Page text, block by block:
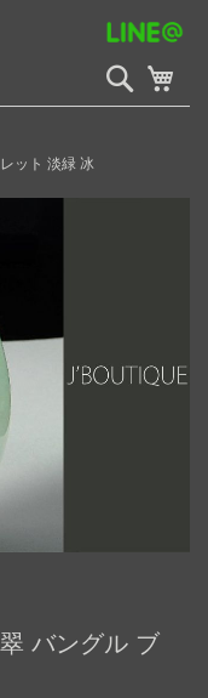
検
索
開
ット 淡緑 冰
バングル ブ